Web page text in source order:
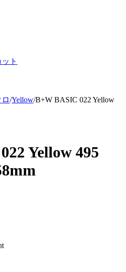
ト
/Yellow/B+W BASIC 022 Yellow
Yellow 495